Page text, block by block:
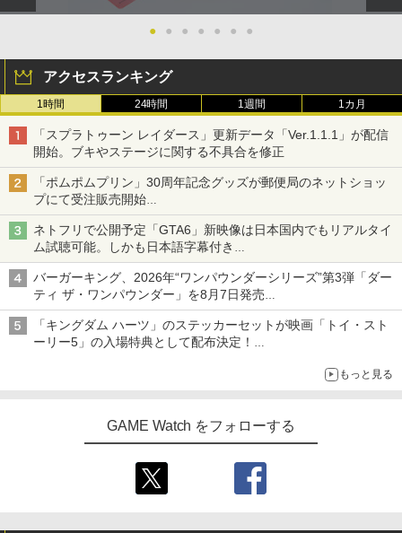
● ● ● ● ● ● ●
アクセスランキング
1時間 24時間 1週間 1カ月
「スプラトゥーン レイダース」更新データ「Ver.1.1.1」が配信
開始。ブキやステージに関する不具合を修正
「ポムポムプリン」30周年記念グッズが郵便局のネットショッ
プにて受注販売開始
「おもちもちもちクッション」など今年だけの限定商品が登場
ネトフリで公開予定「GTA6」新映像は日本国内でもリアルタイ
ム試聴可能。しかも日本語字幕付き
Netflixから公式回答あり
バーガーキング、2026年“ワンパウンダーシリーズ”第3弾「ダー
ティ ザ・ワンパウンダー」を8月7日発売
「特製ガーリックマヨソース」を使用した超大型チーズバーガー
「キングダム ハーツ」のステッカーセットが映画「トイ・スト
ーリー5」の入場特典として配布決定！
もっと見る
GAME Watch をフォローする